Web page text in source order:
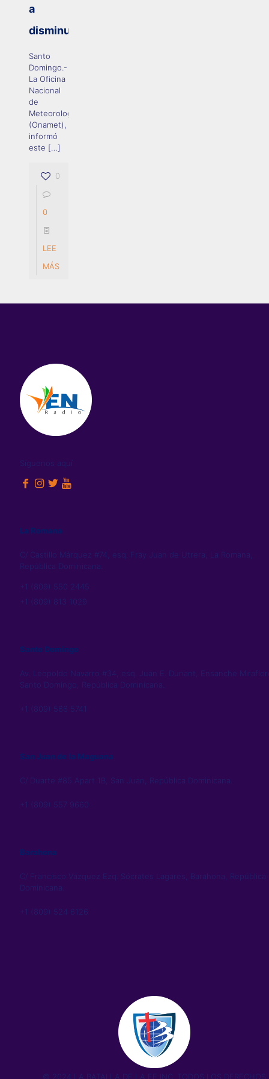
a
disminuir
Santo
Domingo.-
La Oficina
Nacional
de
Meteorología
(Onamet),
informó
este […]
0
0
LEE
MÁS
Síguenos aquí
La Romana
C/ Castillo Márquez #74, esq. Fray Juan de Utrera, La Romana,
República Dominicana.
+1 (809) 550 2445
+1 (809) 813 1029
Santo Domingo
Av. Leopoldo Navarro #34, esq. Juan E. Dunant, Ensanche
Santo Domingo, República Dominicana.
+1 (809) 566 5741
San Juan de la Maguana
C/ Duarte #85 Apart 1B, San Juan, República Dominicana.
+1 (809) 557 9660
Barahona
C/ Francisco Vázquez Ezq. Sócrates Lagares, Barahona, República
Dominicana.
+1 (809) 524 6126
© 2024 LA BATALLA DE LA FE INC. TODOS LOS DERECHOS